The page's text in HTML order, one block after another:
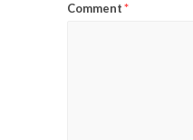
Comment*